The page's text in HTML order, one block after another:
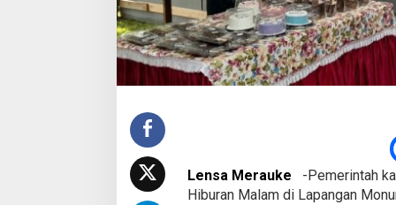
n
K
u
l
i
n
H
Lensa Merauke
-Pemerintah
Hiburan Malam di Lapangan